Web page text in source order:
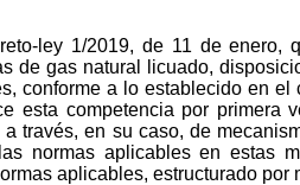
ley 1/2019, de 11 de enero,
de gas natural licuado,
conforme a lo establecido en el
esta competencia por primera
través, en su caso, de
normas aplicables en estas
aplicables, estructurado por